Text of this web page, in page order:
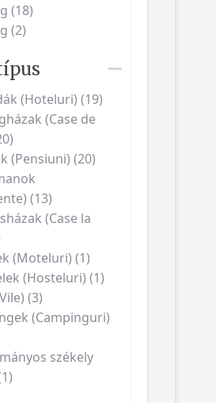
(18)
(2)
(Hoteluri) (19)
(Case de
(Pensiuni) (20)
(13)
(Case la
(Moteluri) (1)
(Hosteluri) (1)
(3)
(Campinguri)
székely